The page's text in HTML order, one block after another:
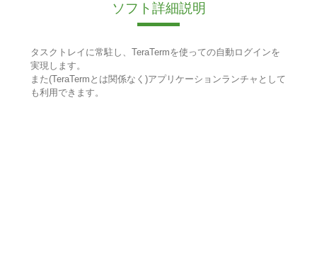
ソフト詳細説明
タスクトレイに常駐し、TeraTermを使っての自動ログインを
実現します。
また(TeraTermとは関係なく)アプリケーションランチャとして
も利用できます。